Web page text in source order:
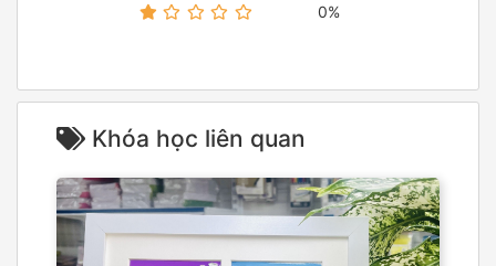
0%
Khóa học liên quan